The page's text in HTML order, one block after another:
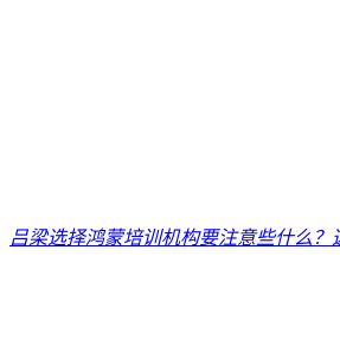
吕梁选择鸿蒙培训机构要注意些什么？